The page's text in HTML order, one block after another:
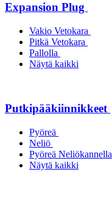
Expansion Plug
Vakio Vetokara
Pitkä Vetokara
Pallolla
Näytä kaikki
Putkipääkiinnikkeet
Pyöreä
Neliö
Pyöreä Neliökannella
Näytä kaikki